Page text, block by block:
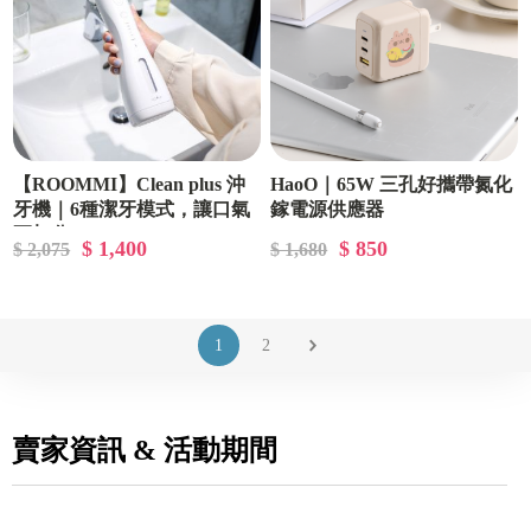
【ROOMMI】Clean plus 沖
牙機｜6種潔牙模式，讓口氣
$ 2,075 $ 1,400
HaoO｜65W 三孔好攜帶氮化
鎵電源供應器
$ 1,680
$ 850
1 2
賣家資訊 & 活動期間